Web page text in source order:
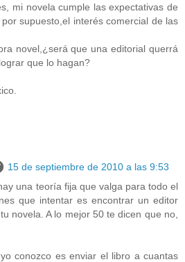
mi novela cumple las expectativas de
supuesto,el interés comercial de las
novel,¿será que una editorial querrá
que lo hagan?
15 de septiembre de 2010 a las 9:53
una teoría fija que valga para todo el
que intentar es encontrar un editor
novela. A lo mejor 50 te dicen que no,
conozco es enviar el libro a cuantas